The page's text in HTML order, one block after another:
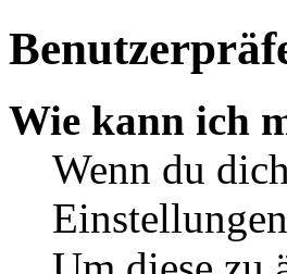
Wie kann ich
Wenn du